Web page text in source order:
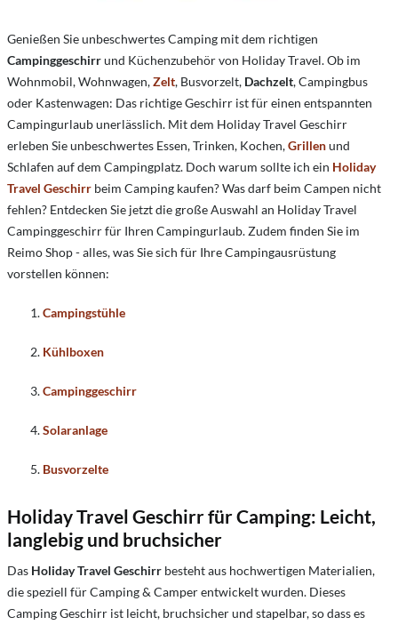
Genießen Sie unbeschwertes Camping mit dem richtigen
Campinggeschirrund Küchenzubehör von Holiday Travel. Ob im
Wohnmobil, Wohnwagen,Zelt, Busvorzelt, Dachzelt, Campingbus
oder Kastenwagen: Das richtige Geschirr ist für einen entspannten
Campingurlaub unerlässlich. Mit dem Holiday Travel Geschirr
erleben Sie unbeschwertes Essen, Trinken, Kochen,Grillenund
Schlafen auf dem Campingplatz. Doch warum sollte ich ein Holiday
Travel Geschirr beim Camping kaufen? Was darf beim Campen nicht
fehlen? Entdecken Sie jetzt die große Auswahl an Holiday Travel
Campinggeschirr für Ihren Campingurlaub. Zudem finden Sie im
Reimo Shop - alles, was Sie sich für Ihre Campingausrüstung
vorstellen können:
Campingstühle
Kühlboxen
Campinggeschirr
Solaranlage
Busvorzelte
Holiday Travel Geschirr für Camping: Leicht,
langlebig und bruchsicher
Das Holiday Travel Geschirr besteht aus hochwertigen Materialien,
die speziell für Camping & Camper entwickelt wurden. Dieses
Camping Geschirr ist leicht, bruchsicher und stapelbar, so dass es